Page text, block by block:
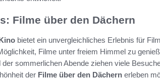
Filme über den Dächern
bietet ein unvergleichliches Erlebnis für
Filme unter freiem Himmel zu
der sommerlichen Abende ziehen viele
der Filme über den Dächern erleben